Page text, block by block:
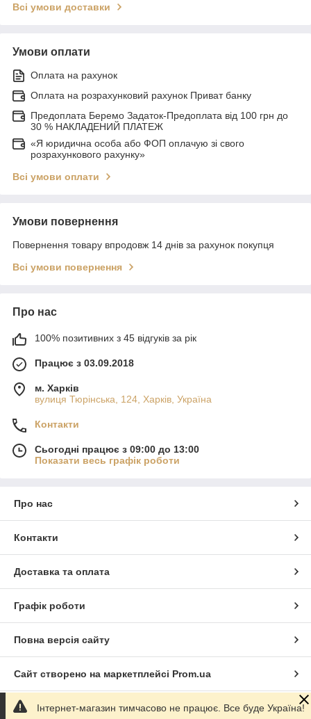
Всі умови доставки
Умови оплати
Оплата на рахунок
Оплата на розрахунковий рахунок Приват банку
Предоплата Беремо Задаток-Предоплата від 100 грн до
30 % НАКЛАДЕНИЙ ПЛАТЕЖ
«Я юридична особа або ФОП оплачую зі свого
розрахункового рахунку»
Всі умови оплати
Умови повернення
Повернення товару впродовж 14 днів за рахунок покупця
Всі умови повернення
Про нас
100% позитивних з 45 відгуків за рік
Працює з 03.09.2018
м. Харків
вулиця Тюрінська, 124, Харків, Україна
Контакти
Сьогодні працює з 09:00 до 13:00
Показати весь графік роботи
Про нас
Контакти
Доставка та оплата
Графік роботи
Повна версія сайту
Сайт створено на маркетплейсі Prom.ua
Політика конфіденційності
Інтернет-магазин тимчасово не працює. Все буде Україна!